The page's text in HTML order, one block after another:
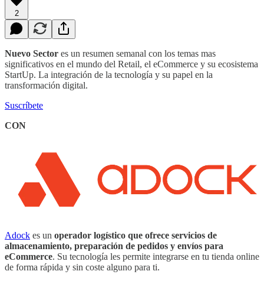
2
Nuevo Sector es un resumen semanal con los temas mas
significativos en el mundo del Retail, el eCommerce y su ecosistema
StartUp. La integración de la tecnología y su papel en la
transformación digital.
Suscríbete
CON
Adock es un operador logístico que ofrece servicios de
almacenamiento, preparación de pedidos y envíos para
eCommerce. Su tecnología les permite integrarse en tu tienda online
de forma rápida y sin coste alguno para ti.